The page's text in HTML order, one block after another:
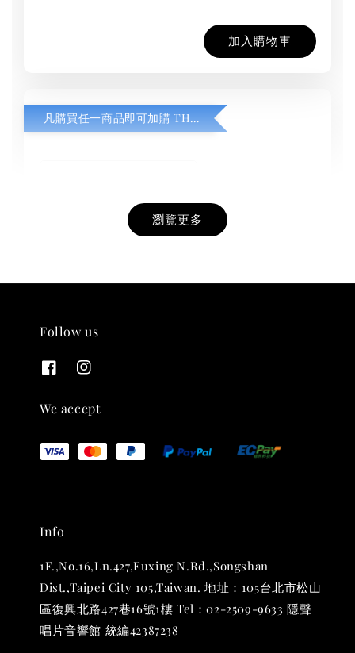
加入購物車
凡購買任一商品即可加購 THT 九週年紀念 T-shirt
THT 九週年紀念 T-shirt
NT$ 880
加入購物車
瀏覽更多
Follow us
We accept
Info
1F.,No.16,Ln.427,Fuxing N.Rd.,Songshan
Dist.,Taipei City 105,Taiwan. 地址：105台北市松山
區復興北路427巷16號1樓 Tel：02-2509-9633 隱聲
唱片音響館 統編42387238